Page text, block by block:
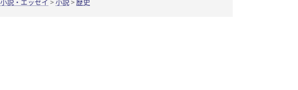
小説・エッセイ > 小説 >歴史